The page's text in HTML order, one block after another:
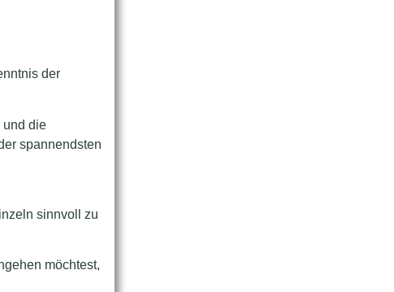
der
und die
spannendsten
sinnvoll zu
möchtest,